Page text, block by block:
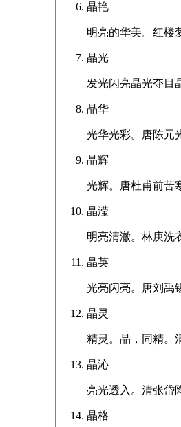
晶艳
明亮的华美。红楼
晶光
发光闪亮晶光夺目
晶华
光华光彩。唐陈元
晶辉
光辉。唐杜甫前苦
晶滢
明亮清澈。林庚洗
晶英
光亮闪亮。唐刘禹
晶灵
精灵。晶，同精。
晶沁
亮光透入。清张岱
晶格